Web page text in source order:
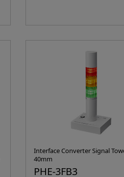
Interface Converter Signal
40mm
PHE-3FB3